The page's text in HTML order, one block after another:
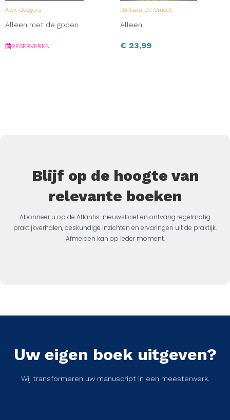
Alex Boogers
Alleen met de goden
RESERVEREN
Barbara De Smedt
Alleen
€ 23,99
Blijf op de hoogte van
relevante boeken
Abonneer u op de Atlantis-nieuwsbrief en ontvang regelmatig
praktijkverhalen, deskundige inzichten en ervaringen uit de praktijk.
Afmelden kan op ieder moment.
Uw eigen boek uitgeven?
Wij transformeren uw manuscript in een meesterwerk.